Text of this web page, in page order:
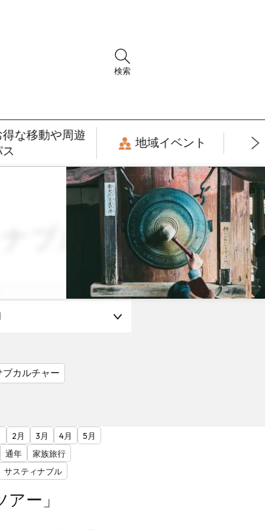
検索
得な移動や周遊
地域イベント
ブル
ブカルチャー
2月 3月 4月
5月
通年
家族旅行
サスティナブル
ー」